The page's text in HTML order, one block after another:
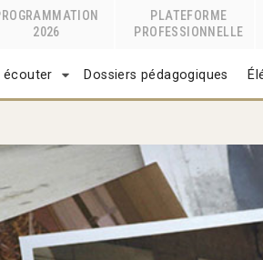
2026
PLATEFORME
PROFESSIONNELLE
écouter Dossiers pédagogiques